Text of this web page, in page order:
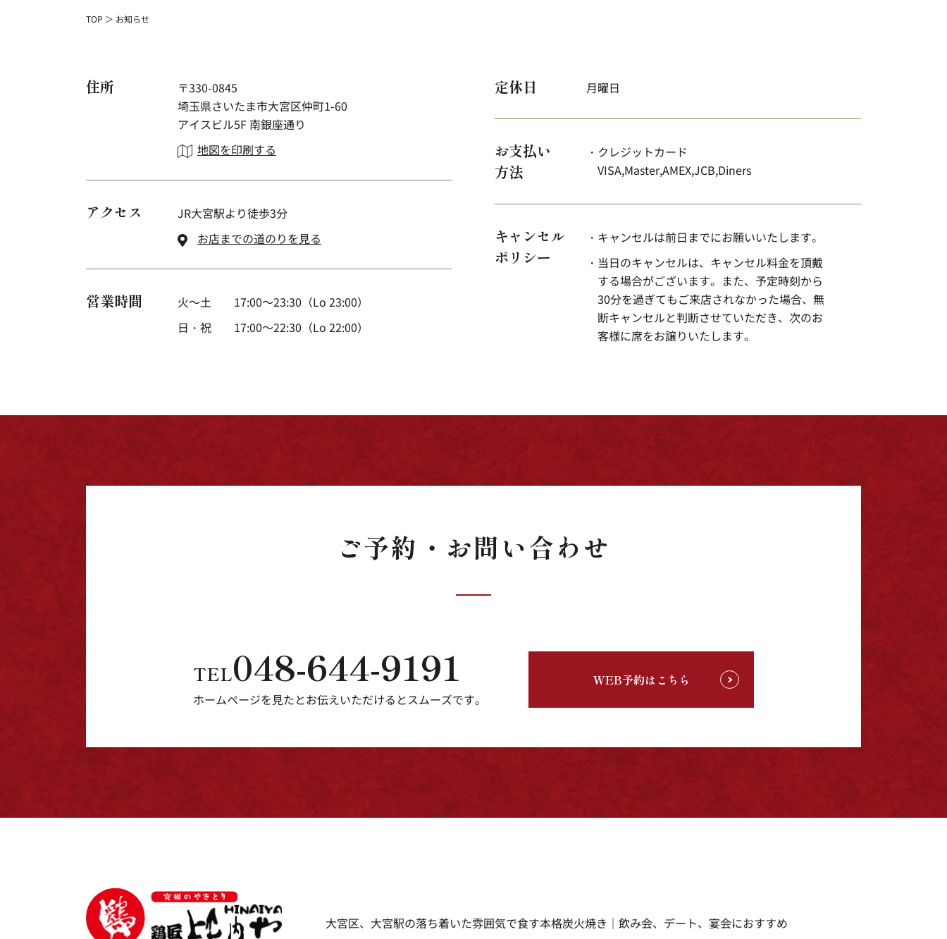
TOP お知らせ
住所
〒330-0845
埼玉県さいたま市大宮区仲町1-60
アイスビル5F 南銀座通り
地図を印刷する
アクセス
JR大宮駅より徒歩3分
お店までの道のりを見る
営業時間 火～土
17:00～23:30（Lo 23:00）
日・祝
17:00～22:30（Lo 22:00）
定休日 月曜日
お支払い
方法
・クレジットカード
VISA,Master,AMEX,JCB,Diners
キャンセル
ポリシー
・キャンセルは前日までにお願いいたします。
・当日のキャンセルは、キャンセル料金を頂戴
する場合がございます。また、予定時刻から
30分を過ぎてもご来店されなかった場合、無
断キャンセルと判断させていただき、次のお
客様に席をお譲りいたします。
ご予約・お問い合わせ
TEL048-644-9191
ホームページを見たとお伝えいただけるとスムーズです。
WEB予約はこちら
大宮区、大宮駅の落ち着いた雰囲気で食す本格炭火焼き｜飲み会、デート、宴会におすすめ